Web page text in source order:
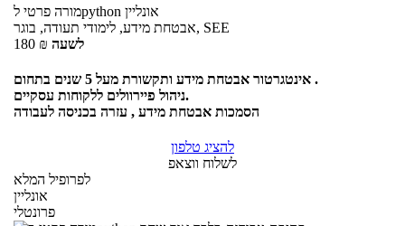
מורה פרטילpython אונליין
אבטחת מידע, לימודי תעודה, בוגר, SEE
180 ₪ לשעה
אינטגרטור אבטחת מידע ותקשורת מעל 5 שנים בתחום .
ניהול פיירוולים ללקוחות עסקיים.
הסמכות אבטחת מידע , עזרה בכניסה לעבודה
להציג טלפון
לשלוח ווצאפ
לפרופיל המלא
אונליין
פרונטלי